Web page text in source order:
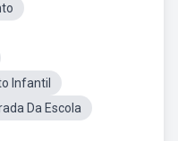
Infantil
Da Escola